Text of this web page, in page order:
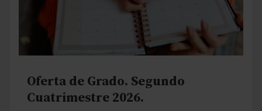
Oferta de Grado. Segundo
Cuatrimestre 2026.